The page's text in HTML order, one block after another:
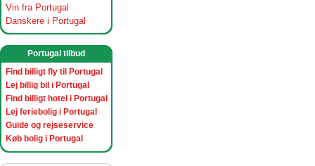
Vin fra Portugal
Danskere i Portugal
Portugal tilbud
Find billigt fly til Portugal
Lej billig bil i Portugal
Find billigt hotel i Portugal
Lej feriebolig i Portugal
Guide og rejseservice
Køb bolig i Portugal